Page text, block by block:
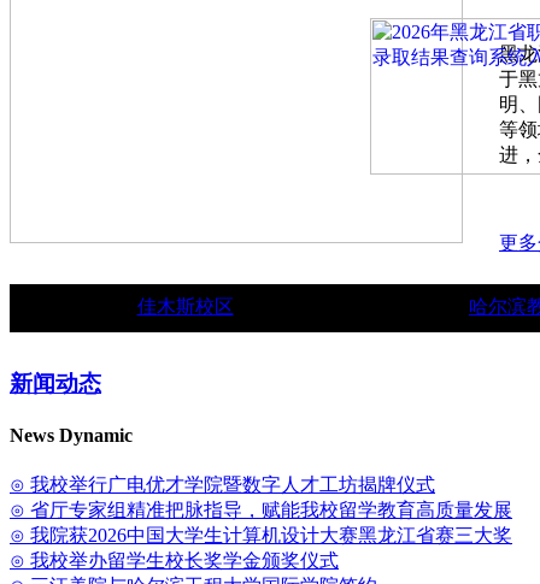
黑
于
明
等
进
更
佳木斯校区 哈尔滨
新闻动态
News Dynamic
⊙ 我校举行广电优才学院暨数字人才工坊揭牌仪式
⊙ 省厅专家组精准把脉指导，赋能我校留学教育高质量发展
⊙ 我院获2026中国大学生计算机设计大赛黑龙江省赛三大奖
⊙ 我校举办留学生校长奖学金颁奖仪式